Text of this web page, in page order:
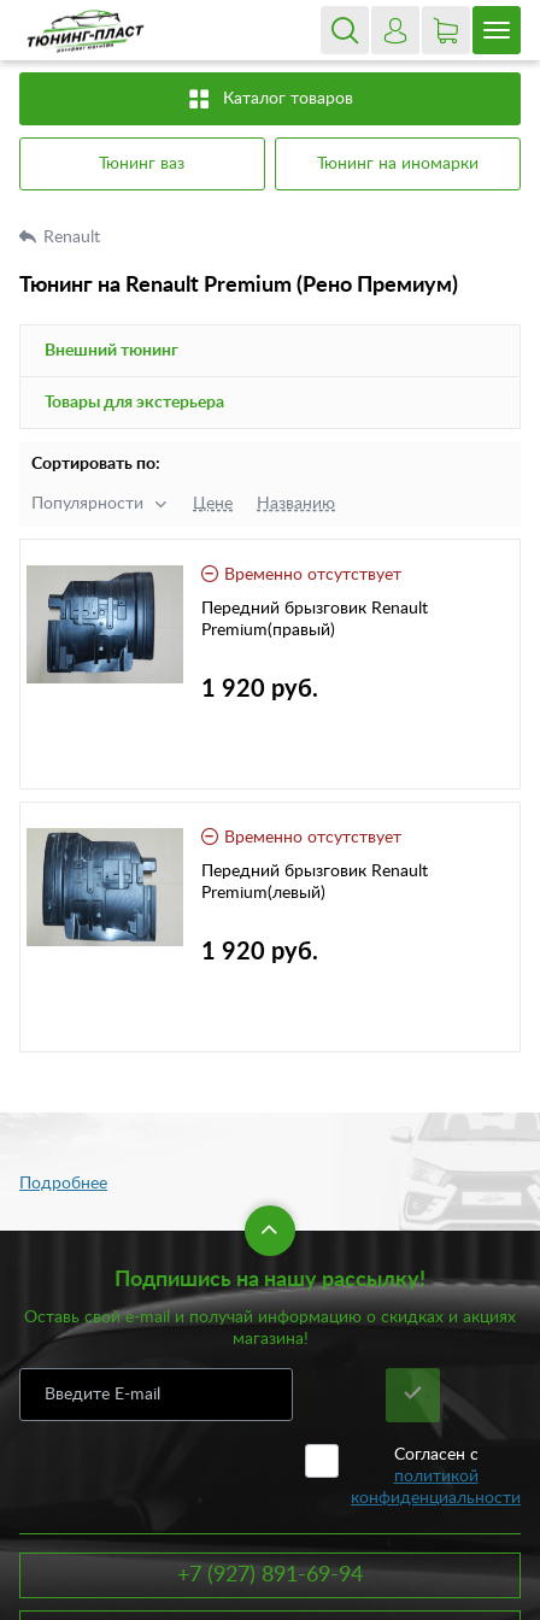
Каталог товаров
Тюнинг ваз Тюнинг на иномарки
Renault
Тюнинг на Renault Premium (Рено Премиум)
Внешний тюнинг
Товары для экстерьера
Сортировать по:
Популярности Цене Названию
Временно отсутствует
Передний брызговик Renault
Premium(правый)
1 920 руб.
Временно отсутствует
Передний брызговик Renault
Premium(левый)
1 920 руб.
Подпишись на нашу рассылку!
Оставь свой e-mail и получай информацию о скидках и акциях
магазина!
Согласен с
политикой
конфиденциальности
+7 (927) 891-69-94